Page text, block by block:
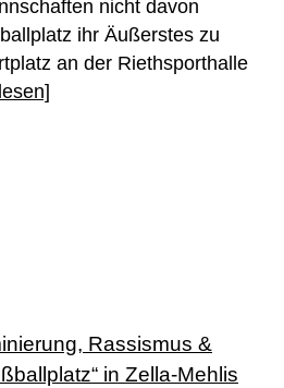
nicht davon
ihr Äußerstes zu
an der Riethsporthalle
Rassismus &
in Zella-Mehlis